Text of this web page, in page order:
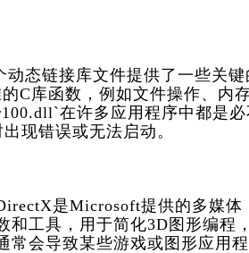
态链接库文件提供了一些关键
C库函数，例如文件操作、内
在许多应用程序中都是
出现错误或无法启动。
是Microsoft提供的多媒体
和工具，用于简化3D图形编程
常会导致某些游戏或图形应用